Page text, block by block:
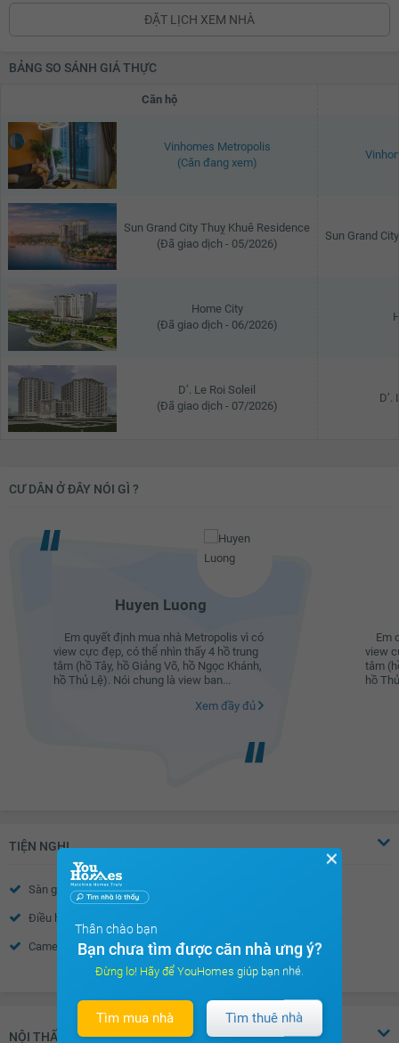
5.76 tỷ
5.84 tỷ
5.9 tỷ
5.94 tỷ
6 tỷ
ĐẶT LỊCH XEM NHÀ
BẢNG SO SÁNH GIÁ THỰC
Căn hộ
Vinhomes Metropolis
(Căn đang xem)
Sun Grand City Thuỵ Khuê Residence
(Đã giao dịch - 05/2026)
Sun Grand
Home City
(Đã giao dịch - 06/2026)
D’. Le Roi Soleil
(Đã giao dịch - 07/2026)
D’.
CƯ DÂN Ở ĐÂY NÓI GÌ ?
Huyen Luong
Em quyết định mua nhà Metropolis vì có
view cực đẹp, có thể nhìn thấy 4 hồ trung
tâm (hồ Tây, hồ Giảng Võ, hồ Ngọc Khánh,
hồ Thủ Lệ). Nói chung là view ban...
Xem đầy đủ
Em
view
tâm
hồ
TIỆN NGHI
Sàn gỗ
Điều hòa
Camera an ninh Nhà thông minh
Truyền hình Cáp
Nước nóng Trần thạch cao
Tường sơn bả
Xem thêm
NỘI THẤT
✕
Thân chào bạn
Bạn chưa tìm được căn nhà ưng ý?
Đừng lo! Hãy để YouHomes giúp bạn nhé.
Tìm mua nhà Tìm thuê nhà